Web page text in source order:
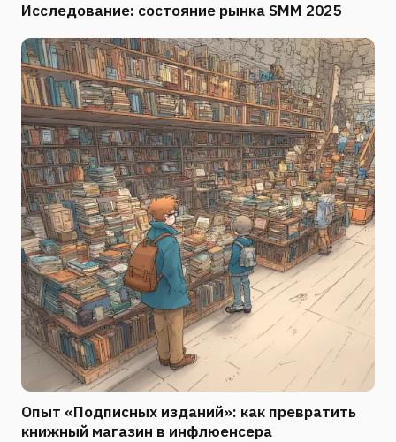
Исследование: состояние рынка SMM 2025
Опыт «Подписных изданий»: как превратить
книжный магазин в инфлюенсера